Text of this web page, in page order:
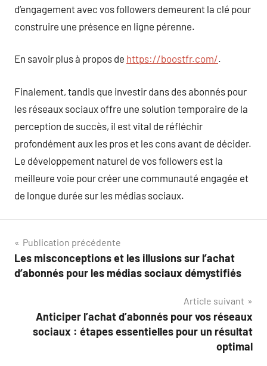
d’engagement avec vos followers demeurent la clé pour
construire une présence en ligne pérenne.
En savoir plus à propos de https://boostfr.com/.
Finalement, tandis que investir dans des abonnés pour
les réseaux sociaux offre une solution temporaire de la
perception de succès, il est vital de réfléchir
profondément aux les pros et les cons avant de décider.
Le développement naturel de vos followers est la
meilleure voie pour créer une communauté engagée et
de longue durée sur les médias sociaux.
Navigation
de
Publication précédente
Les misconceptions et les illusions sur l’achat
d’abonnés pour les médias sociaux démystifiés
Article suivant
Anticiper l’achat d’abonnés pour vos réseaux
sociaux : étapes essentielles pour un résultat
optimal